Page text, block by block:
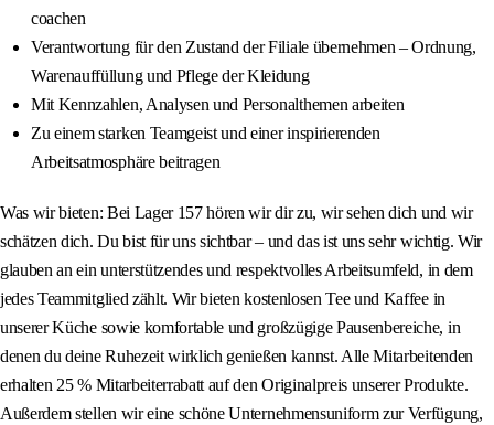
coachen
Verantwortung für den Zustand der Filiale übernehmen – Ordnung,
Warenauffüllung und Pflege der Kleidung
Mit Kennzahlen, Analysen und Personalthemen arbeiten
Zu einem starken Teamgeist und einer inspirierenden
Arbeitsatmosphäre beitragen
Was wir bieten: Bei Lager 157 hören wir dir zu, wir sehen dich und wir
schätzen dich. Du bist für uns sichtbar – und das ist uns sehr wichtig. Wir
glauben an ein unterstützendes und respektvolles Arbeitsumfeld, in dem
jedes Teammitglied zählt. Wir bieten kostenlosen Tee und Kaffee in
unserer Küche sowie komfortable und großzügige Pausenbereiche, in
denen du deine Ruhezeit wirklich genießen kannst. Alle Mitarbeitenden
erhalten 25 % Mitarbeiterrabatt auf den Originalpreis unserer Produkte.
Außerdem stellen wir eine schöne Unternehmensuniform zur Verfügung,